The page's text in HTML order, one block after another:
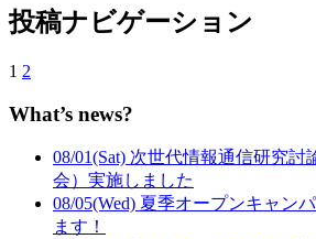
投稿ナビゲーション
1 2
What’s news?
08/01(Sat) 次世代情報通信研究
会）実施しました
08/05(Wed) 夏季オープンキャン
ます！